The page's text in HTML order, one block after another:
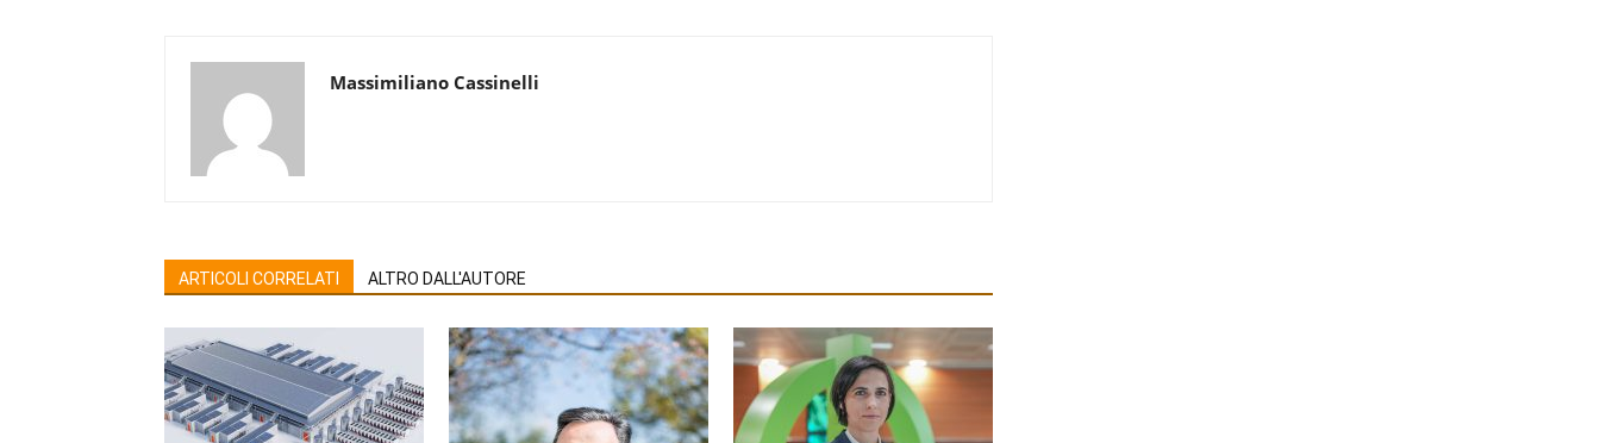
Massimiliano Cassinelli
ARTICOLI CORRELATI ALTRO DALL'AUTORE